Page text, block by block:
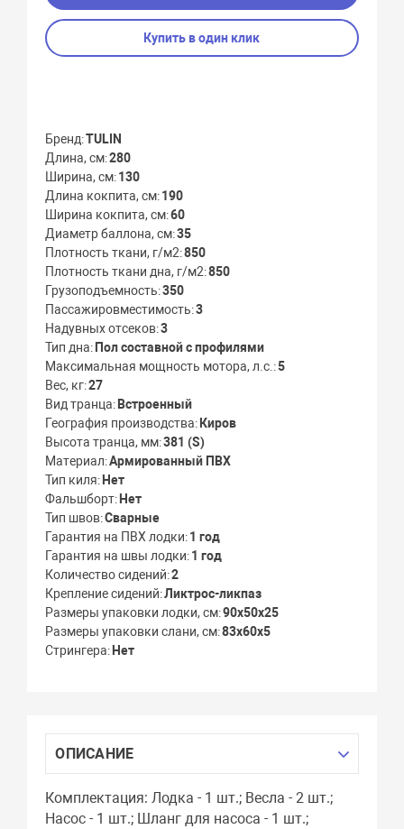
Купить в один клик
Бренд TULIN
Длина, см 280
Ширина, см 130
Длина кокпита, см 190
Ширина кокпита, см 60
Диаметр баллона, см 35
Плотность ткани, г/м2 850
Плотность ткани дна, г/м2 850
Грузоподъемность 350
Пассажировместимость 3
Надувных отсеков 3
Тип дна Пол составной с профилями
Максимальная мощность мотора, л.с. 5
Вес, кг 27
Вид транца Встроенный
География производства Киров
Высота транца, мм 381 (S)
Материал Армированный ПВХ
Тип киля Нет
Фальшборт Нет
Тип швов Сварные
Гарантия на ПВХ лодки 1 год
Гарантия на швы лодки 1 год
Количество сидений 2
Крепление сидений Ликтрос-ликпаз
Размеры упаковки лодки, см 90х50х25
Размеры упаковки слани, см 83х60х5
Стрингера Нет
ОПИСАНИЕ
Комплектация: Лодка - 1 шт.; Весла - 2 шт.;
Насос - 1 шт.; Шланг для насоса - 1 шт.;